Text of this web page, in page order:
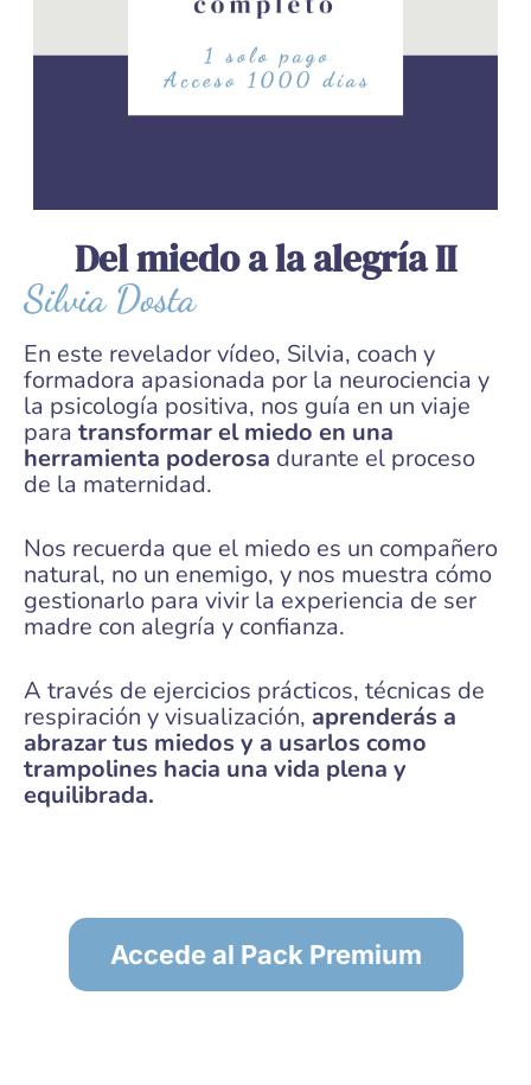
Del miedo a la alegría II
Silvia Dosta
En este revelador vídeo, Silvia, coach y
formadora apasionada por la neurociencia y
la psicología positiva, nos guía en un viaje
para transformar el miedo en una
herramienta poderosa durante el proceso
de la maternidad.
Nos recuerda que el miedo es un compañero
natural, no un enemigo, y nos muestra cómo
gestionarlo para vivir la experiencia de ser
madre con alegría y confianza.
A través de ejercicios prácticos, técnicas de
respiración y visualización, aprenderás a
abrazar tus miedos y a usarlos como
trampolines hacia una vida plena y
equilibrada.
Accede al Pack Premium